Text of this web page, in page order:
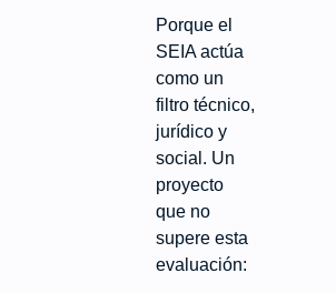
Porque el
SEIA actúa
como un
filtro técnico,
jurídico y
social. Un
proyecto
que no
supere esta
evaluación: